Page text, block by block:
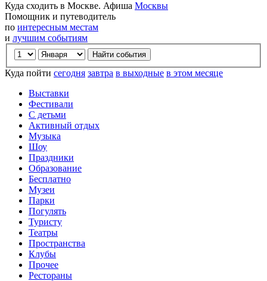
Куда сходить в Москве. Афиша Москвы
Помощник и путеводитель
по интересным местам
и лучшим событиям
Куда пойти сегодня завтра в выходные в этом месяце
Выставки
Фестивали
С детьми
Активный отдых
Музыка
Шоу
Праздники
Образование
Бесплатно
Музеи
Парки
Погулять
Туристу
Театры
Пространства
Клубы
Прочее
Рестораны